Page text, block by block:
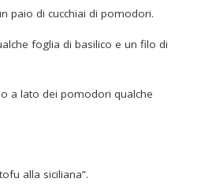
paio di cucchiai di pomodori.
foglia di basilico e un filo di
a lato dei pomodori qualche
alla siciliana”.